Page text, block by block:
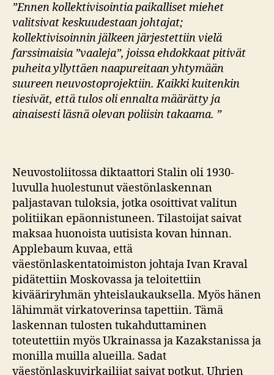
”Ennen kollektivisointia paikalliset miehet
valitsivat keskuudestaan johtajat;
kollektivisoinnin jälkeen järjestettiin vielä
farssimaisia ”vaaleja”, joissa ehdokkaat pitivät
puheita yllyttäen naapureitaan yhtymään
suureen neuvostoprojektiin. Kaikki kuitenkin
tiesivät, että tulos oli ennalta määrätty ja
ainaisesti läsnä olevan poliisin takaama. ”
Neuvostoliitossa diktaattori Stalin oli 1930-
luvulla huolestunut väestönlaskennan
paljastavan tuloksia, jotka osoittivat valitun
politiikan epäonnistuneen. Tilastoijat saivat
maksaa huonoista uutisista kovan hinnan.
Applebaum kuvaa, että
väestönlaskentatoimiston johtaja Ivan Kraval
pidätettiin Moskovassa ja teloitettiin
kivääriryhmän yhteislaukauksella. Myös hänen
lähimmät virkatoverinsa tapettiin. Tämä
laskennan tulosten tukahduttaminen
toteutettiin myös Ukrainassa ja Kazakstanissa ja
monilla muilla alueilla. Sadat
väestönlaskuvirkailijat saivat potkut. Uhrien